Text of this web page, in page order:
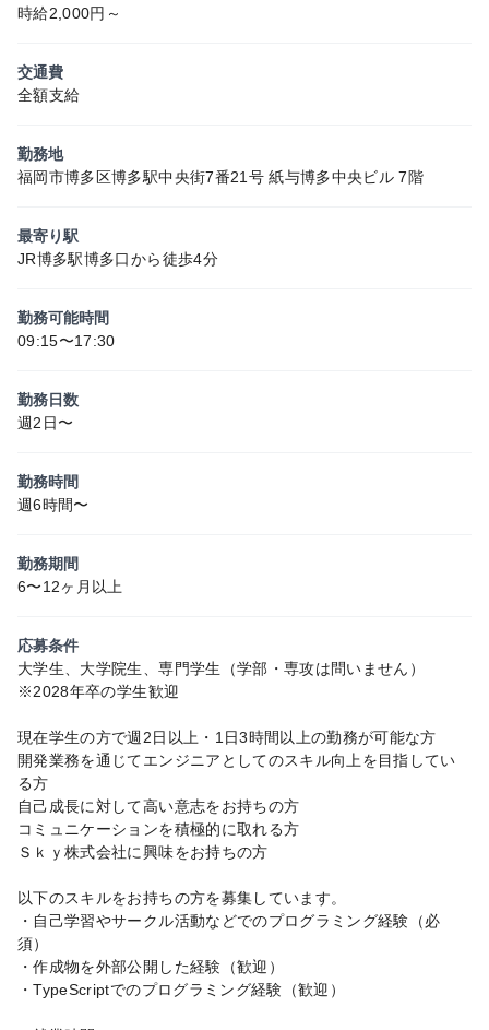
時給2,000円～
交通費
全額支給
勤務地
福岡市博多区博多駅中央街7番21号 紙与博多中央ビル 7階
最寄り駅
JR博多駅博多口から徒歩4分
勤務可能時間
09:15〜17:30
勤務日数
週2日〜
勤務時間
週6時間〜
勤務期間
6〜12ヶ月以上
応募条件
大学生、大学院生、専門学生（学部・専攻は問いません）
※2028年卒の学生歓迎
現在学生の方で週2日以上・1日3時間以上の勤務が可能な方
開発業務を通じてエンジニアとしてのスキル向上を目指してい
る方
自己成長に対して高い意志をお持ちの方
コミュニケーションを積極的に取れる方
Ｓｋｙ株式会社に興味をお持ちの方
以下のスキルをお持ちの方を募集しています。
・自己学習やサークル活動などでのプログラミング経験（必
須）
・作成物を外部公開した経験（歓迎）
・TypeScriptでのプログラミング経験（歓迎）